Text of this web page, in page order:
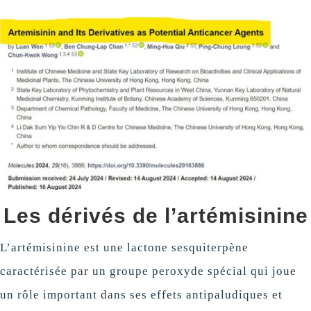
Les dérivés de l’artémisinine
L’artémisinine est une lactone sesquiterpène
caractérisée par un groupe peroxyde spécial qui joue
un rôle important dans ses effets antipaludiques et